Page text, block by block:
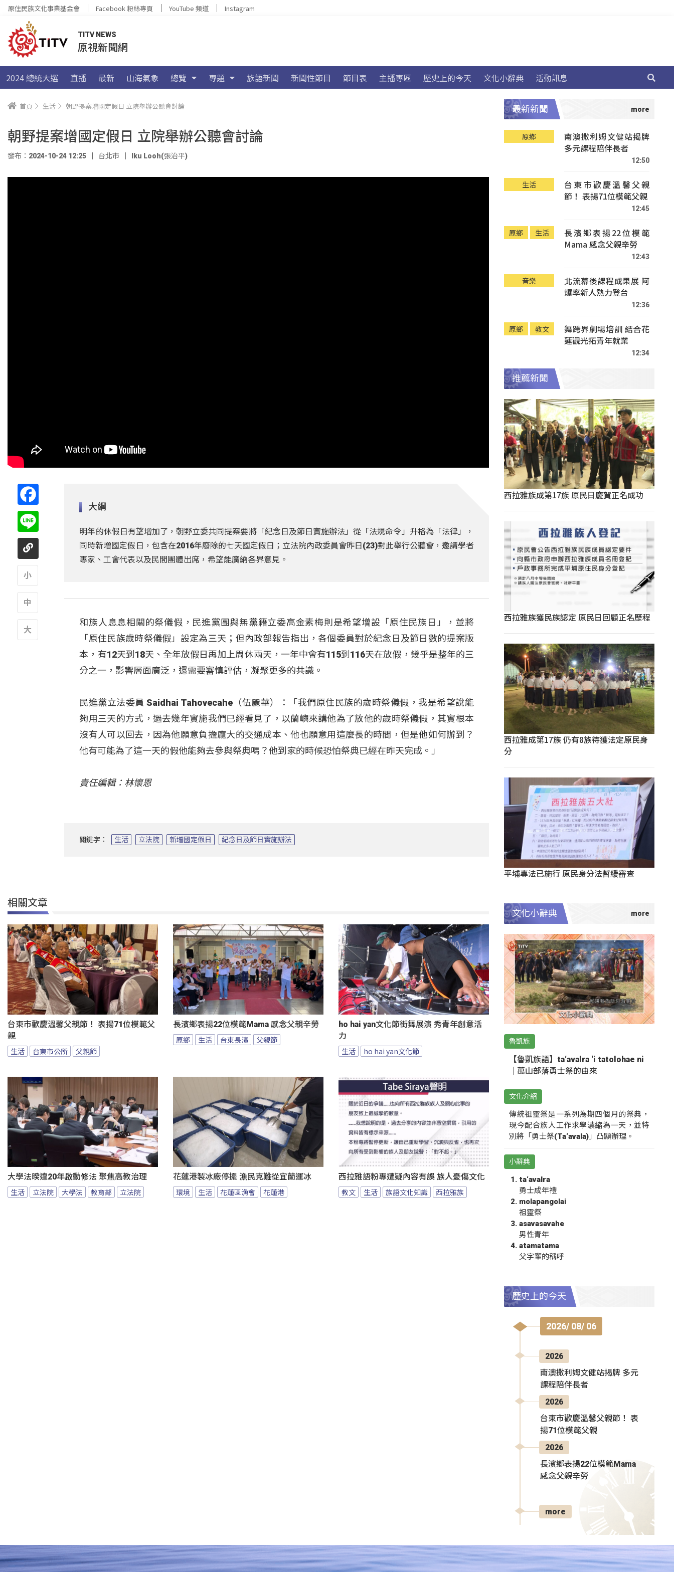
原住民族文化事業基金會 Facebook 粉絲專頁 YouTube 頻道 Instagram
TITV NEWS
原視新聞網
2024 總統大選 直播 最新 山海氣象 總覽 專題 族語新聞 新聞性節目 節目表 主播專區 歷史上的今天 文化小辭典 活動訊息
首頁 生活 朝野提案增國定假日 立院舉辦公聽會討論
朝野提案增國定假日 立院舉辦公聽會討論
發布：2024-10-24 12:25 台北市 Iku Looh(張治平)
大綱
明年的休假日有望增加了，朝野立委共同提案要將「紀念日及節日實施辦法」從「法規命令」升格為「法律」，
同時新增國定假日，包含在2016年廢除的七天國定假日；立法院內政委員會昨日(23)對此舉行公聽會，邀請學者
專家、工會代表以及民間團體出席，希望能廣納各界意見。
和族人息息相關的祭儀假，民進黨團與無黨籍立委高金素梅則是希望增設「原住民族日」，並將
「原住民族歲時祭儀假」設定為三天；但內政部報告指出，各個委員對於紀念日及節日數的提案版
本，有12天到18天、全年放假日再加上周休兩天，一年中會有115到116天在放假，幾乎是整年的三
分之一，影響層面廣泛，還需要審慎評估，凝聚更多的共識。
民進黨立法委員 Saidhai Tahovecahe（伍麗華）：「我們原住民族的歲時祭儀假，我是希望說能
夠用三天的方式，過去幾年實施我們已經看見了，以蘭嶼來講他為了放他的歲時祭儀假，其實根本
沒有人可以回去，因為他願意負擔龐大的交通成本、他也願意用這麼長的時間，但是他如何辦到？
他有可能為了這一天的假他能夠去參與祭典嗎？他到家的時候恐怕祭典已經在昨天完成。」
責任編輯：林懷恩
關鍵字： 生活 立法院 新增國定假日 紀念日及節日實施辦法
相關文章
台東市歡慶溫馨父親節！ 表揚71位模範父
親
生活 台東市公所 父親節
長濱鄉表揚22位模範Mama 感念父親辛勞
原鄉 生活 台東長濱 父親節
ho hai yan文化節街舞展演 秀青年創意活
力
生活 ho hai yan文化節
大學法暌違20年啟動修法 聚焦高教治理
生活 立法院 大學法 教育部 立法院
花蓮港製冰廠停擺 漁民克難從宜蘭運冰
環境 生活 花蓮區漁會 花蓮港
西拉雅語粉專遭疑內容有誤 族人憂傷文化
教文 生活 族語文化知識 西拉雅族
最新新聞
原鄉
南澳撒利姆文健站揭牌
多元課程陪伴長者
12:50
生活
台東市歡慶溫馨父親
節！ 表揚71位模範父親
12:45
原鄉 生活
長濱鄉表揚22位模範
Mama 感念父親辛勞
12:43
音樂
北流幕後課程成果展 阿
爆率新人熱力登台
12:36
原鄉 教文
舞跨界劇場培訓 結合花
蓮觀光拓青年就業
12:34
推薦新聞
西拉雅族成第17族 原民日慶賀正名成功
西拉雅族獲民族認定 原民日回顧正名歷程
西拉雅成第17族 仍有8族待獲法定原民身
分
平埔專法已施行 原民身分法暫緩審查
文化小辭典
魯凱族
【魯凱族語】ta‘avalra ‘i tatolohae ni
｜萬山部落勇士祭的由來
文化介紹
傳統祖靈祭是一系列為期四個月的祭典，
現今配合族人工作求學濃縮為一天，並特
別將「勇士祭(Ta‘avala)」凸顯辦理。
小辭典
ta‘avalra
勇士成年禮
molapangolai
祖靈祭
asavasavahe
男性青年
atamatama
父字輩的稱呼
歷史上的今天
2026/ 08/ 06
2026
南澳撒利姆文健站揭牌 多元
課程陪伴長者
2026
台東市歡慶溫馨父親節！ 表
揚71位模範父親
2026
長濱鄉表揚22位模範Mama
感念父親辛勞
more